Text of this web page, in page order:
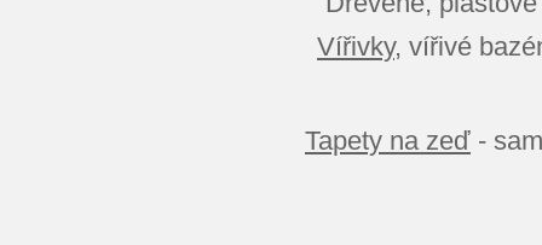
Vířivky, vířivé
Tapety na zeď -